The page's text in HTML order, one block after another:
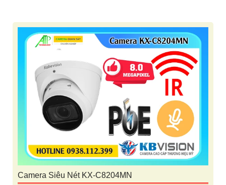
Camera Siêu Nét KX-C8204MN